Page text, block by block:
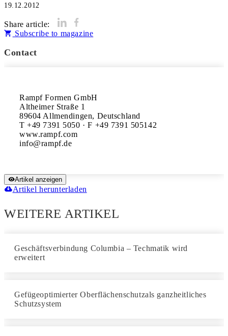
19.12.2012
Share article:
Subscribe to magazine
Contact
Rampf Formen GmbH
Altheimer Straße 1
89604 Allmendingen, Deutschland
T +49 7391 5050 · F +49 7391 505142
www.rampf.com
Artikel anzeigen
Artikel herunterladen
WEITERE ARTIKEL
Geschäftsverbindung Columbia – Techmatik wird
erweitert
Gefügeoptimierter Oberflächenschutzals ganzheitliches
Schutzsystem